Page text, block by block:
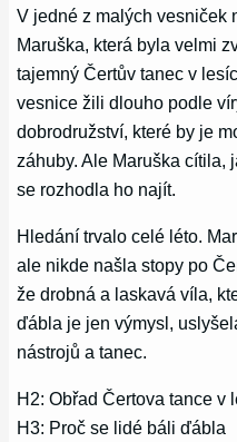
V jedné z malých vesniček
Maruška, která byla velmi
tajemný Čertův tanec v
vesnice žili dlouho podle
dobrodružství, které by je
záhuby. Ale Maruška cítila,
se rozhodla ho najít.
Hledání trvalo celé léto.
ale nikde našla stopy po
že drobná a laskavá víla,
ďábla je jen výmysl,
nástrojů a tanec.
H2: Obřad Čertova tance v
H3: Proč se lidé báli ďábla